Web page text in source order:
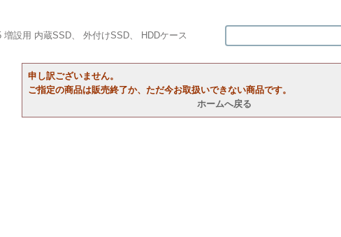
増設用 内蔵SSD 外付けSSD HDDケース
申し訳ございません。
ご指定の商品は販売終了か、ただ今お取扱いできない商品です。
ホームへ戻る